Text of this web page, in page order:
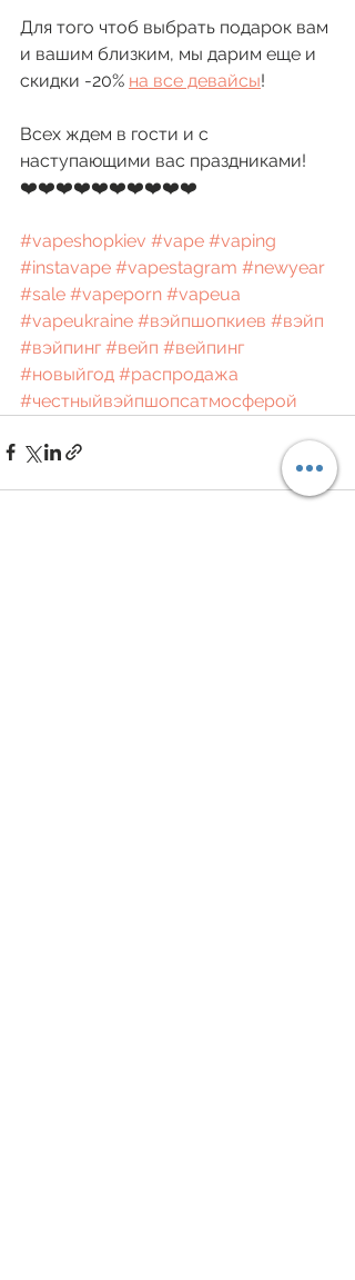
Для того чтоб выбрать подарок вам
и вашим близким, мы дарим еще и
скидки -20% на все девайсы!
Всех ждем в гости и с
наступающими вас праздниками!
❤️❤️❤️❤️❤️❤️❤️❤️❤️❤️
#vapeshopkiev #vape #vaping
#instavape #vapestagram #newyear
#sale #vapeporn #vapeua
#vapeukraine #вэйпшопкиев #вэйп
#вэйпинг #вейп #вейпинг
#новыйгод #распродажа
#честныйвэйпшопсатмосферой